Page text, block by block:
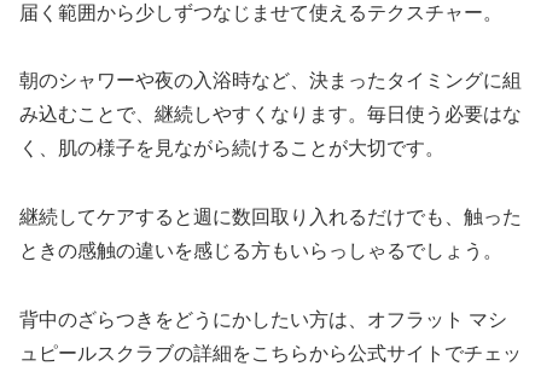
届く範囲から少しずつなじませて使えるテクスチャー。
朝のシャワーや夜の入浴時など、決まったタイミングに組
み込むことで、継続しやすくなります。毎日使う必要はな
く、肌の様子を見ながら続けることが大切です。
継続してケアすると週に数回取り入れるだけでも、触った
ときの感触の違いを感じる方もいらっしゃるでしょう。
背中のざらつきをどうにかしたい方は、オフラット マシ
ュピールスクラブの詳細をこちらから公式サイトでチェッ